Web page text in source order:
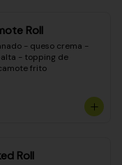
Roll
- queso crema -
- topping de
frito
Roll